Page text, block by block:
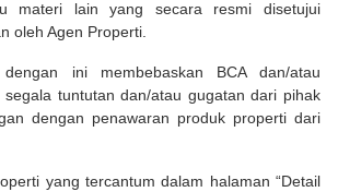
materi lain yang secara resmi disetujui
oleh Agen Properti.
ini membebaskan BCA dan/atau
segala tuntutan dan/atau gugatan dari pihak
dengan penawaran produk properti dari
yang tercantum dalam halaman “Detail